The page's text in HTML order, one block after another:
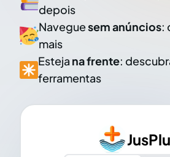
depois
Naveguesem anúncios:
mais
Esteja na frente:
ferramentas